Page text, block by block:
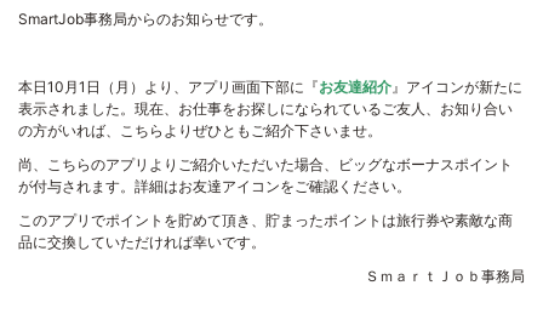
SmartJob事務局からのお知らせです。
本日10月1日（月）より、アプリ画面下部に『お友達紹介』アイコンが新たに
表示されました。現在、お仕事をお探しになられているご友人、お知り合い
の方がいれば、こちらよりぜひともご紹介下さいませ。
尚、こちらのアプリよりご紹介いただいた場合、ビッグなボーナスポイント
が付与されます。詳細はお友達アイコンをご確認ください。
このアプリでポイントを貯めて頂き、貯まったポイントは旅行券や素敵な商
品に交換していただければ幸いです。
ＳｍａｒｔＪｏｂ事務局